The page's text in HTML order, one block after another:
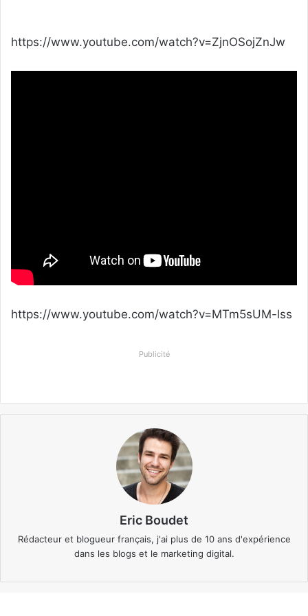
https://www.youtube.com/watch?v=ZjnOSojZnJw
https://www.youtube.com/watch?v=MTm5sUM-lss
Publicité
Eric Boudet
Rédacteur et blogueur français, j'ai plus de 10 ans d'expérience
dans les blogs et le marketing digital.